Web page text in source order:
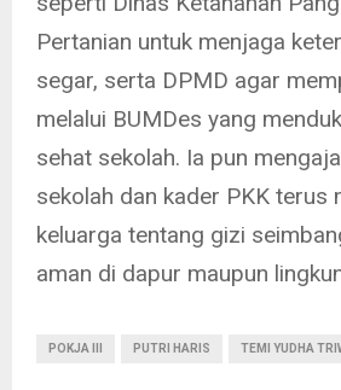
Pertanian untuk menjaga
segar, serta DPMD agar
melalui BUMDes yang
sehat sekolah. Ia pun
sekolah dan kader PKK terus
keluarga tentang gizi
aman di dapur maupun
POKJA III PUTRI HARIS TEMI YUDHA